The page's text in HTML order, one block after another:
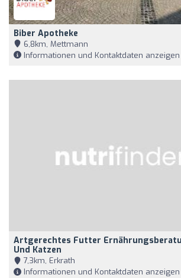
Biber Apotheke
6,8km, Mettmann
Informationen und Kontaktdaten anzeigen
Artgerechtes Futter
Und Katzen
7,3km, Erkrath
Informationen und Kontaktdaten anzeigen